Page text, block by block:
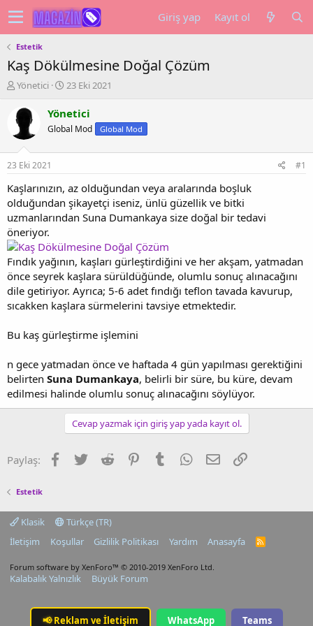
Giriş yap Kayıt ol
Estetik
Kaş Dökülmesine Doğal Çözüm
K
n
u
y
b
a
ş
a
t
a
n
Yönetici
B
ş
a
ç
a
r
h
i
23 Eki 2021
Yönetici
Global Mod Global Mod
23 Eki 2021 #1
Kaşlarınızın, az olduğundan veya aralarında boşluk
olduğundan şikayetçi iseniz, ünlü güzellik ve bitki
uzmanlarından Suna Dumankaya size doğal bir tedavi
öneriyor.
Fındık yağının, kaşları gürleştirdiğini ve her akşam, yatmadan
önce seyrek kaşlara sürüldüğünde, olumlu sonuç alınacağını
dile getiriyor. Ayrıca; 5-6 adet fındığı teflon tavada kavurup,
sıcakken kaşlara sürmelerini tavsiye etmektedir.
Bu kaş gürleştirme işlemini
n gece yatmadan önce ve haftada 4 gün yapılması gerektiğini
belirten Suna Dumankaya, belirli bir süre, bu küre, devam
edilmesi halinde olumlu sonuç alınacağını söylüyor.
Cevap yazmak için giriş yap yada kayıt ol.
Paylaş: Facebook
TwitterReddit PinterestTumblrWhatsApp
E-postaLink
Estetik
Klasik
Türkçe (TR)
İletişim
Koşullar Gizlilik Politikası Yardım Anasayfa
R
Forum software by XenForo™ © 2010-2019 XenForo Ltd.
Kalabalık Yalnızlık Büyük Forum
📢Reklam ve İletişim WhatsApp Teams